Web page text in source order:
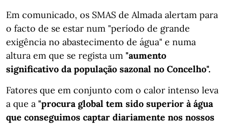
Em comunicado, os SMAS de Almada alertam para
o facto de se estar num "período de grande
exigência no abastecimento de água" e numa
altura em que se regista um "aumento
significativo da população sazonal no Concelho".
Fatores que em conjunto com o calor intenso leva
a que a "procura global tem sido superior à água
que conseguimos captar diariamente nos nossos